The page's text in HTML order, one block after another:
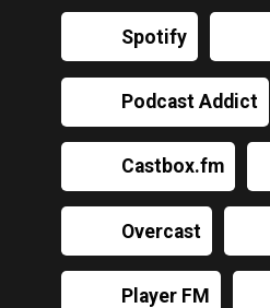
Spotify
Podcast Addict
Castbox.fm
Overcast
Player FM